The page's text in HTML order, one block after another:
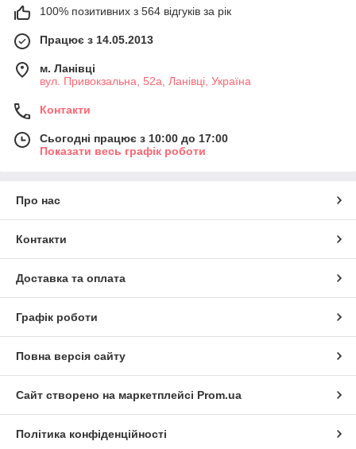
100% позитивних з 564 відгуків за рік
Працює з 14.05.2013
м. Ланівці
вул. Привокзальна, 52а, Ланівці, Україна
Контакти
Сьогодні працює з 10:00 до 17:00
Показати весь графік роботи
Про нас
Контакти
Доставка та оплата
Графік роботи
Повна версія сайту
Сайт створено на маркетплейсі Prom.ua
Політика конфіденційності